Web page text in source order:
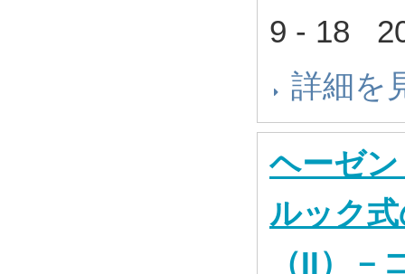
9 - 18
詳細を
ヘーゼ
ルック
（II）